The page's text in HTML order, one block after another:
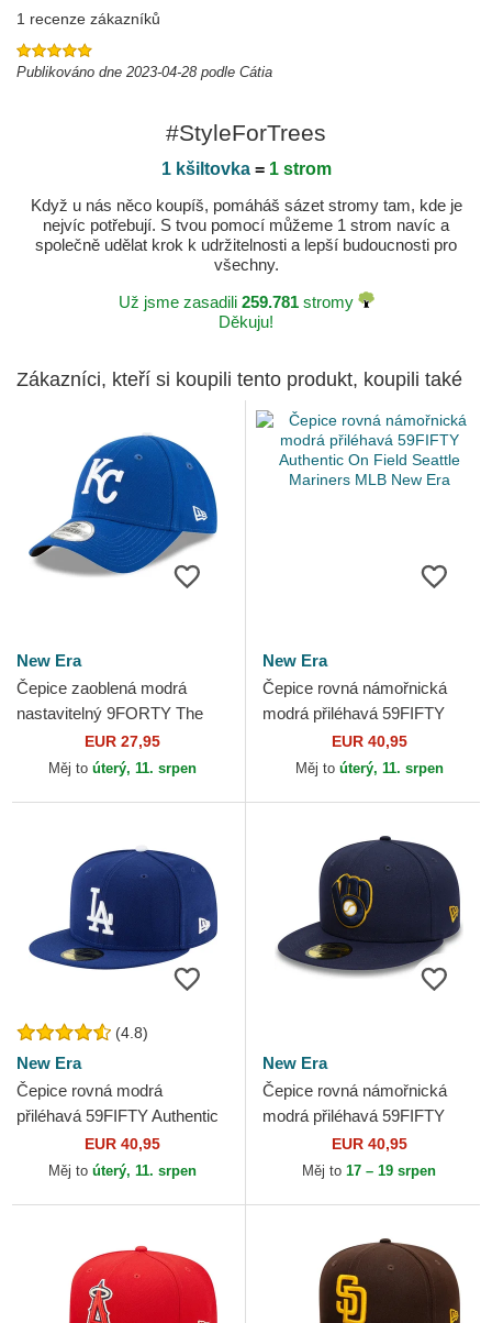
1 recenze zákazníků
Publikováno dne 2023-04-28 podle Cátia
#StyleForTrees
1 kšiltovka= 1 strom
Když u nás něco koupíš, pomáháš sázet stromy tam, kde je
nejvíc potřebují. S tvou pomocí můžeme 1 strom navíc a
společně udělat krok k udržitelnosti a lepší budoucnosti pro
všechny.
Už jsme zasadili 259.781stromy
Děkuju!
Zákazníci, kteří si koupili tento produkt, koupili také
New Era
Čepice zaoblená modrá
nastavitelný 9FORTY The
League Kansas City Royals
MLB New Era
EUR 27,95
Měj to úterý, 11. srpen
New Era
Čepice rovná námořnická
modrá přiléhavá 59FIFTY
Authentic On Field Seattle
Mariners MLB New Era
EUR 40,95
Měj to úterý, 11. srpen
(4.8)
New Era
Čepice rovná modrá
přiléhavá 59FIFTY Authentic
On Field Game Los Angeles
Dodgers MLB New Era
EUR 40,95
Měj to úterý, 11. srpen
New Era
Čepice rovná námořnická
modrá přiléhavá 59FIFTY
Authentic On Field Milwaukee
Brewers MLB New Era
EUR 40,95
Měj to 17 – 19 srpen